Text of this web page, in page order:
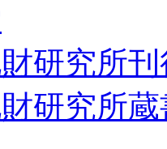
研究所
研究所